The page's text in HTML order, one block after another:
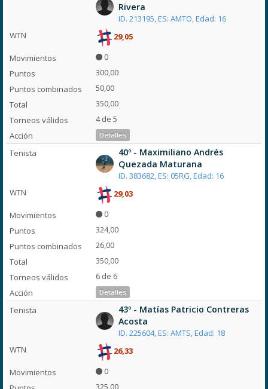
Rivera
ID. 213195, ES: AMTO, Edad: 16
29,05
0
300,00
50,00
350,00
4 de 5
Detalles
40º - Maximiliano Andrés
Quezada Maturana
ID. 383682, ES: 05RG, Edad: 16
29,03
0
324,00
26,00
350,00
6 de 6
Detalles
43º - Matías Patricio Contreras
Acosta
ID. 225604, ES: AMTS, Edad: 18
26,33
0
325,00